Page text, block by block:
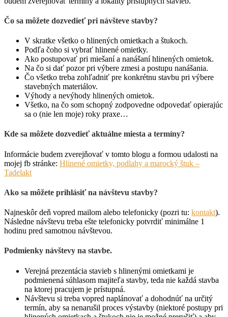
Čo sa môžete dozvedieť pri návšteve stavby?
V skratke všetko o hlinených omietkach a štukoch.
Podľa čoho si vybrať hlinené omietky.
Ako postupovať pri miešaní a nanášaní hlinených omietok.
Na čo si dať pozor pri výbere zmesi a postupu nanášania.
Čo všetko treba zohľadniť pre konkrétnu stavbu pri výbere
stavebných materiálov.
Výhody a nevýhody hlinených omietok.
Všetko, na čo som schopný zodpovedne odpovedať opierajúc
sa o (nie len moje) roky praxe…
Kde sa môžete dozvedieť aktuálne miesta a termíny?
Informácie budem zverejňovať v tomto blogu a formou udalosti na
mojej fb stránke: Hlinené omietky, podlahy a marocký štuk –
Tadelakt
Ako sa môžete prihlásiť na návštevu stavby?
Najneskôr deň vopred mailom alebo telefonicky (pozri tu: kontakt).
Následne návštevu treba ešte telefonicky potvrdiť minimálne 1
hodinu pred samotnou návštevou.
Podmienky návštevy na stavbe.
Verejná prezentácia stavieb s hlinenými omietkami je
podmienená súhlasom majiteľa stavby, teda nie každá stavba
na ktorej pracujem je prístupná.
Návštevu si treba vopred naplánovať a dohodnúť na určitý
termín, aby sa nenarušil proces výstavby (niektoré postupy pri